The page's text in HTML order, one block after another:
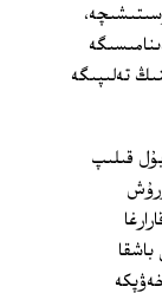
تەلىپىگە
قىلىپ